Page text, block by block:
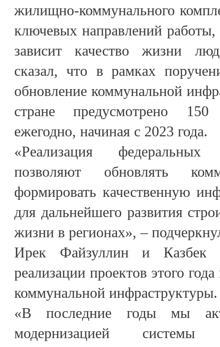
жилищно-коммунального
ключевых направлений
зависит качество жизни
сказал, что в рамках
обновление коммунальной
стране предусмотрено
ежегодно, начиная с 2023 года.
«Реализация
позволяют обновлять
формировать качественную
для дальнейшего развития
жизни в регионах», –
Ирек Файзуллин и Казбек
реализации проектов этого
коммунальной инфраструктуры.
«В последние годы мы
модернизацией